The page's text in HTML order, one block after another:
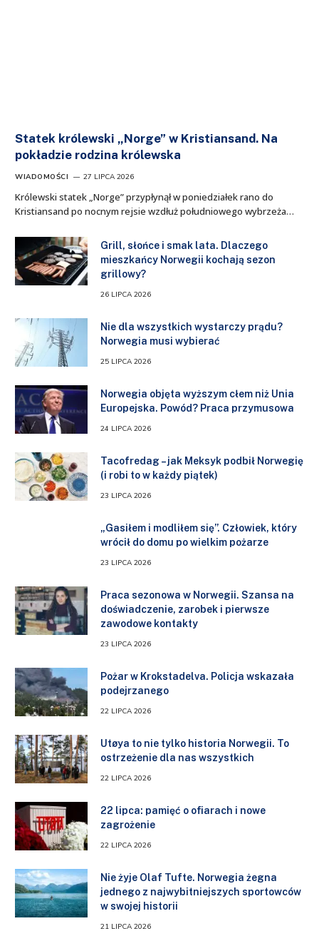
Statek królewski „Norge” w Kristiansand. Na
pokładzie rodzina królewska
WIADOMOŚCI 27 LIPCA 2026
Królewski statek „Norge” przypłynął w poniedziałek rano do
Kristiansand po nocnym rejsie wzdłuż południowego wybrzeża…
Grill, słońce i smak lata. Dlaczego
mieszkańcy Norwegii kochają sezon
grillowy?
26 LIPCA 2026
Nie dla wszystkich wystarczy prądu?
Norwegia musi wybierać
25 LIPCA 2026
Norwegia objęta wyższym cłem niż Unia
Europejska. Powód? Praca przymusowa
24 LIPCA 2026
Tacofredag – jak Meksyk podbił Norwegię
(i robi to w każdy piątek)
23 LIPCA 2026
„Gasiłem i modliłem się”. Człowiek, który
wrócił do domu po wielkim pożarze
23 LIPCA 2026
Praca sezonowa w Norwegii. Szansa na
doświadczenie, zarobek i pierwsze
zawodowe kontakty
23 LIPCA 2026
Pożar w Krokstadelva. Policja wskazała
podejrzanego
22 LIPCA 2026
Utøya to nie tylko historia Norwegii. To
ostrzeżenie dla nas wszystkich
22 LIPCA 2026
22 lipca: pamięć o ofiarach i nowe
zagrożenie
22 LIPCA 2026
Nie żyje Olaf Tufte. Norwegia żegna
jednego z najwybitniejszych sportowców
w swojej historii
21 LIPCA 2026